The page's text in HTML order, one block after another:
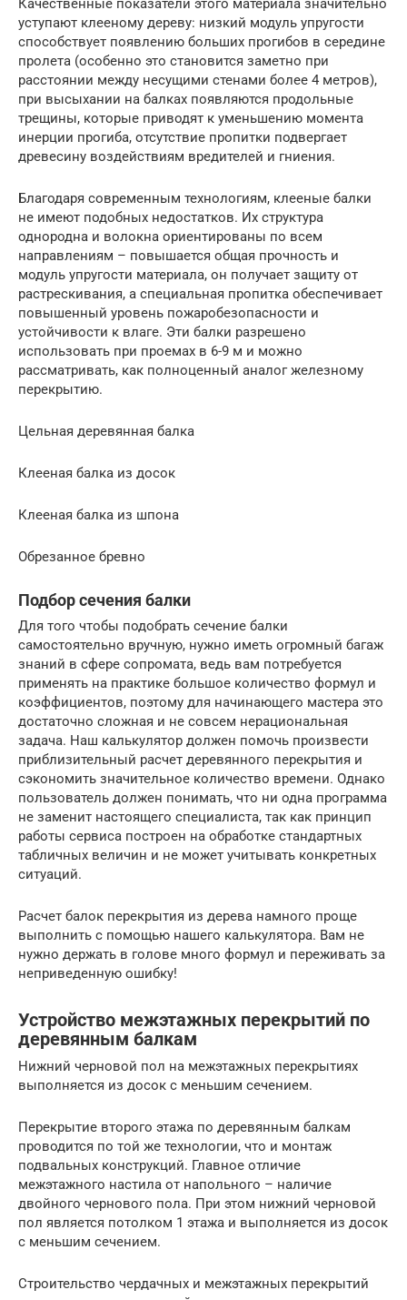
Качественные показатели этого материала значительно
уступают клееному дереву: низкий модуль упругости
способствует появлению больших прогибов в середине
пролета (особенно это становится заметно при
расстоянии между несущими стенами более 4 метров),
при высыхании на балках появляются продольные
трещины, которые приводят к уменьшению момента
инерции прогиба, отсутствие пропитки подвергает
древесину воздействиям вредителей и гниения.
Благодаря современным технологиям, клееные балки
не имеют подобных недостатков. Их структура
однородна и волокна ориентированы по всем
направлениям – повышается общая прочность и
модуль упругости материала, он получает защиту от
растрескивания, а специальная пропитка обеспечивает
повышенный уровень пожаробезопасности и
устойчивости к влаге. Эти балки разрешено
использовать при проемах в 6-9 м и можно
рассматривать, как полноценный аналог железному
перекрытию.
Цельная деревянная балка
Клееная балка из досок
Клееная балка из шпона
Обрезанное бревно
Подбор сечения балки
Для того чтобы подобрать сечение балки
самостоятельно вручную, нужно иметь огромный багаж
знаний в сфере сопромата, ведь вам потребуется
применять на практике большое количество формул и
коэффициентов, поэтому для начинающего мастера это
достаточно сложная и не совсем нерациональная
задача. Наш калькулятор должен помочь произвести
приблизительный расчет деревянного перекрытия и
сэкономить значительное количество времени. Однако
пользователь должен понимать, что ни одна программа
не заменит настоящего специалиста, так как принцип
работы сервиса построен на обработке стандартных
табличных величин и не может учитывать конкретных
ситуаций.
Расчет балок перекрытия из дерева намного проще
выполнить с помощью нашего калькулятора. Вам не
нужно держать в голове много формул и переживать за
неприведенную ошибку!
Устройство межэтажных перекрытий по
деревянным балкам
Нижний черновой пол на межэтажных перекрытиях
выполняется из досок с меньшим сечением.
Перекрытие второго этажа по деревянным балкам
проводится по той же технологии, что и монтаж
подвальных конструкций. Главное отличие
межэтажного настила от напольного – наличие
двойного чернового пола. При этом нижний черновой
пол является потолком 1 этажа и выполняется из досок
с меньшим сечением.
Строительство чердачных и межэтажных перекрытий